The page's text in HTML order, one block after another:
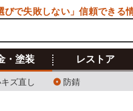
・塗装
ズ直し 防錆
レストア
びで失敗しない」信頼できる